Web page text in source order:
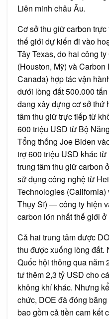
Liên minh châu Âu.
Cơ sở thu giữ carbon
thế giới dự kiến đi vào
Tây Texas, do hai công
(Houston, Mỹ) và
Canada) hợp tác vận
dưới lòng đất 500.000
đang xây dựng cơ sở thứ
tâm thu giữ trực tiếp từ
600 triệu USD từ Bộ
Tổng thống Joe Biden
trợ 600 triệu USD khác
trung tâm thu giữ carbon
sử dụng công nghệ từ
Technologies
Thụy Sĩ) — công ty hiện
carbon lớn nhất thế giới ở
Cả hai trung tâm được
thu được xuống lòng đất.
Quốc hội thông qua năm
tư thêm 2,3 tỷ USD cho
không khí khác. Nhưng
chức, DOE đã đóng
bao gồm cả tiền cam kết